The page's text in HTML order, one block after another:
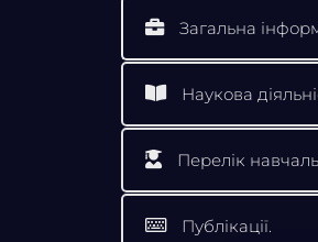
Загальна
Наукова
Перелік
Публікації.